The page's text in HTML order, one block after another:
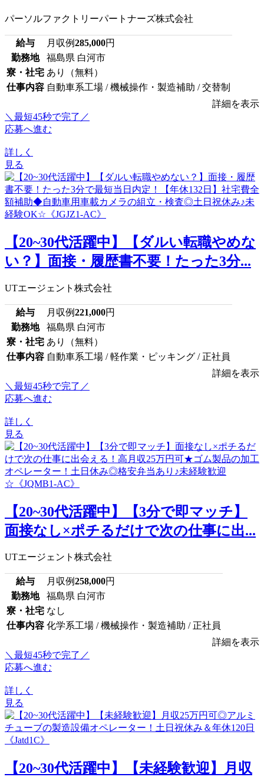
パーソルファクトリーパートナーズ株式会社
給与 月収例285,000円
勤務地
福島県 白河市
寮・社宅 あり（無料）
仕事内容 自動車系工場 / 機械操作・製造補助 / 交替制
詳細を表示
＼最短45秒で完了／
応募へ進む
詳しく
見る
【20~30代活躍中】【ダルい転職やめな
い？】面接・履歴書不要！たった3分...
UTエージェント株式会社
給与 月収例221,000円
勤務地
福島県 白河市
寮・社宅 あり（無料）
仕事内容 自動車系工場 / 軽作業・ピッキング / 正社員
詳細を表示
＼最短45秒で完了／
応募へ進む
詳しく
見る
【20~30代活躍中】【3分で即マッチ】
面接なし×ポチるだけで次の仕事に出...
UTエージェント株式会社
給与 月収例258,000円
勤務地
福島県 白河市
寮・社宅 なし
仕事内容 化学系工場 / 機械操作・製造補助 / 正社員
詳細を表示
＼最短45秒で完了／
応募へ進む
詳しく
見る
【20~30代活躍中】【未経験歓迎】月収